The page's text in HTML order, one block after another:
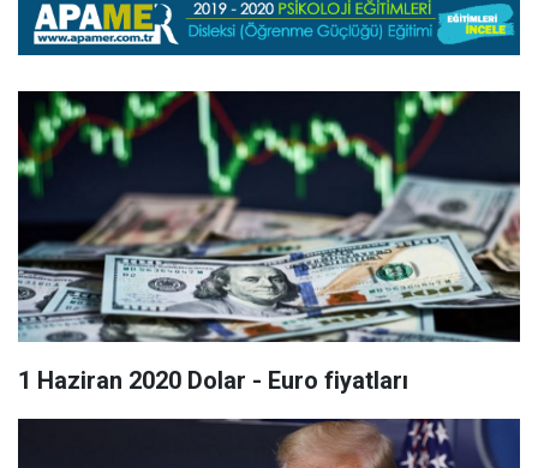
1 Haziran 2020 Dolar - Euro fiyatları